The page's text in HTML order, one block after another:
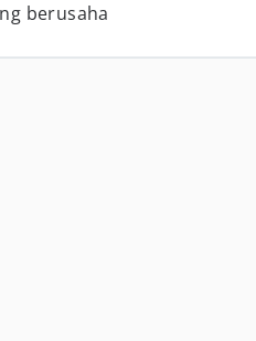
berusaha